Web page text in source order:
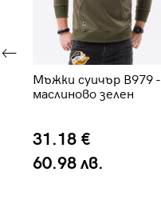
Мъжки суичър B979 -
маслиново зелен
31.18 €
60.98 лв.